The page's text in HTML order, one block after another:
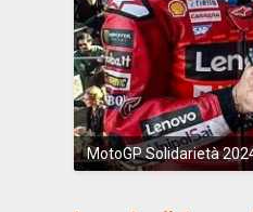
MotoGP Solidarietà